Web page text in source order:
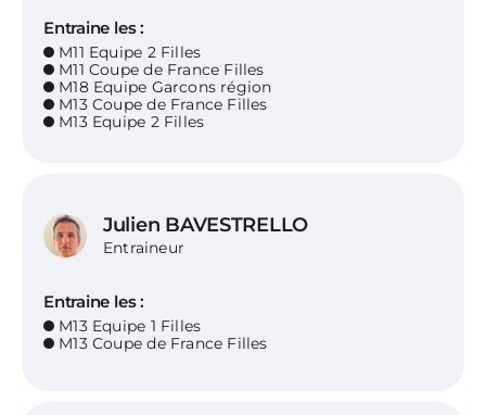
Entraine les :
M11 Equipe 2 Filles
M11 Coupe de France Filles
M18 Equipe Garcons région
M13 Coupe de France Filles
M13 Equipe 2 Filles
Julien BAVESTRELLO
Entraineur
Entraine les :
M13 Equipe 1 Filles
M13 Coupe de France Filles